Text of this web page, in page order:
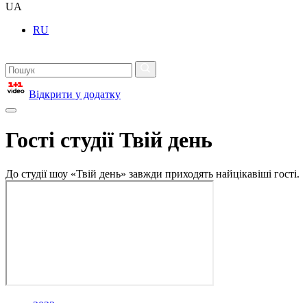
UA
RU
Відкрити у додатку
Гості студії Твій день
До студії шоу «Твій день» завжди приходять найцікавіші гості.